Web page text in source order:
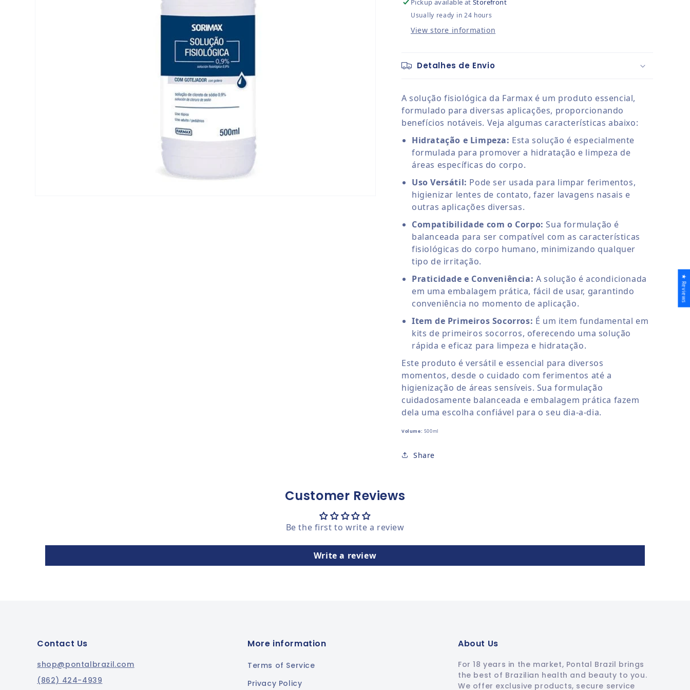
Pickup available atStorefront
Usually ready in 24 hours
View store information
Detalhes de Envio
A solução fisiológica da Farmax é um produto essencial,
formulado para diversas aplicações, proporcionando
benefícios notáveis. Veja algumas características abaixo:
Hidratação e Limpeza: Esta solução é especialmente
formulada para promover a hidratação e limpeza de
áreas específicas do corpo.
Uso Versátil: Pode ser usada para limpar ferimentos,
higienizar lentes de contato, fazer lavagens nasais e
outras aplicações diversas.
Compatibilidade com o Corpo: Sua formulação é
balanceada para ser compatível com as características
fisiológicas do corpo humano, minimizando qualquer
tipo de irritação.
Praticidade e Conveniência: A solução é acondicionada
em uma embalagem prática, fácil de usar, garantindo
conveniência no momento de aplicação.
Item de Primeiros Socorros: É um item fundamental em
kits de primeiros socorros, oferecendo uma solução
rápida e eficaz para limpeza e hidratação.
Este produto é versátil e essencial para diversos
momentos, desde o cuidado com ferimentos até a
higienização de áreas sensíveis. Sua formulação
cuidadosamente balanceada e embalagem prática fazem
dela uma escolha confiável para o seu dia-a-dia.
Volume: 500ml
Share
Customer Reviews
Be the first to write a review
Write a review
Contact Us
shop@pontalbrazil.com
(862) 424-4939
More information
Terms of Service
Privacy Policy
About Us
For 18 years in the market, Pontal Brazil brings
the best of Brazilian health and beauty to you.
We offer exclusive products, secure service
★ Reviews